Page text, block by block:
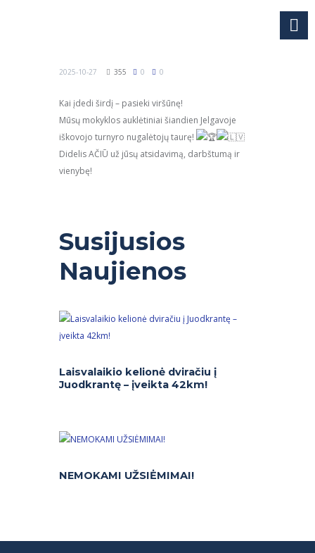
2025-10-27 355 0 0
Kai įdedi širdį – pasieki viršūnę!
Mūsų mokyklos auklėtiniai šiandien Jelgavoje
iškovojo turnyro nugalėtojų taurę!
Didelis AČIŪ už jūsų atsidavimą, darbštumą ir
vienybę!
Susijusios
Naujienos
Laisvalaikio kelionė dviračiu į
Juodkrantę – įveikta 42km!
NEMOKAMI UŽSIĖMIMAI!